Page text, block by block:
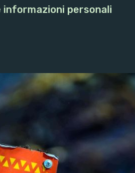
personali